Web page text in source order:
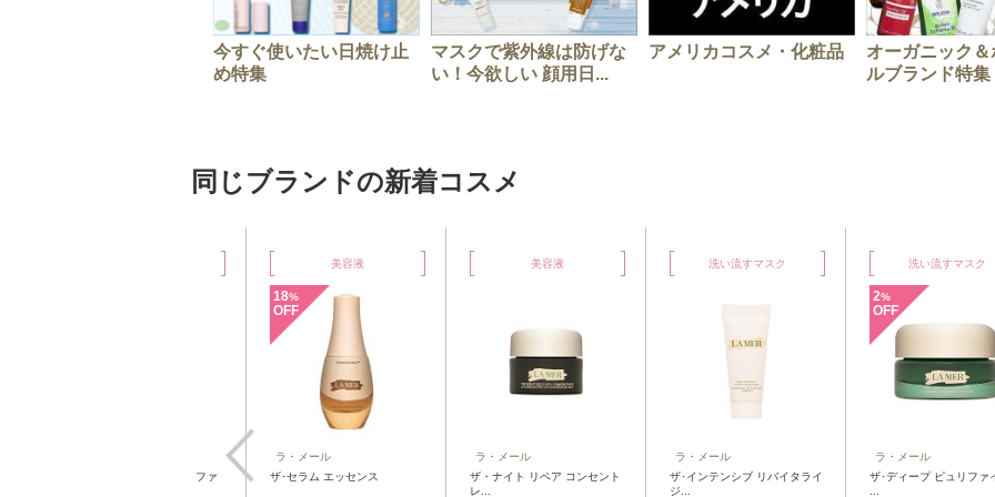
今すぐ使いたい日焼け止
め特集
マスクで紫外線は防げな
い！今欲しい 顔用日...
アメリカコスメ・化粧品
オーガニック
ルブランド特集
同じブランドの新着コスメ
ザ・モイスチャーリフト ファ
美容液
18%
OFF
ラ・メール
ザ･セラム エッセンス
美容液
ラ・メール
ザ・ナイト リペア コンセント
レ...
洗い流すマスク
ラ・メール
ザ･インテンシブ リバイタライ
ジ...
洗い流すマスク
2%
OFF
ラ・メール
ザ･ディープ ピュリファ